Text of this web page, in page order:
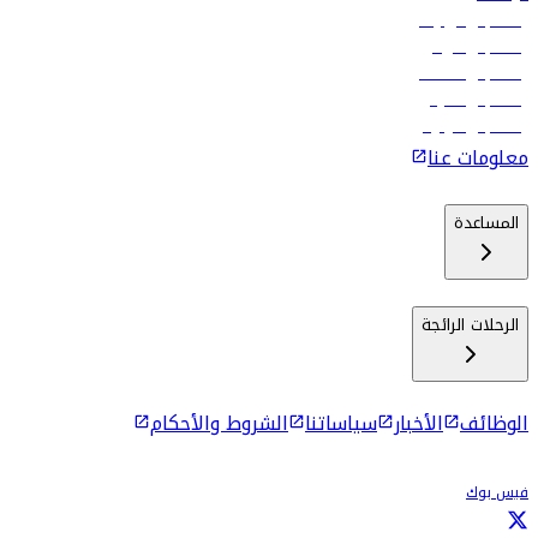
رحلات إلى تبيليسي
رحلات إلى الرياض
رحلات إلى مسقط
رحلات إلى ماليه
رحلات إلى كولومبو
معلومات عنا
المساعدة
الرحلات الرائجة
الوظائف الأخبار سياساتنا الشروط والأحكام
فيس بوك